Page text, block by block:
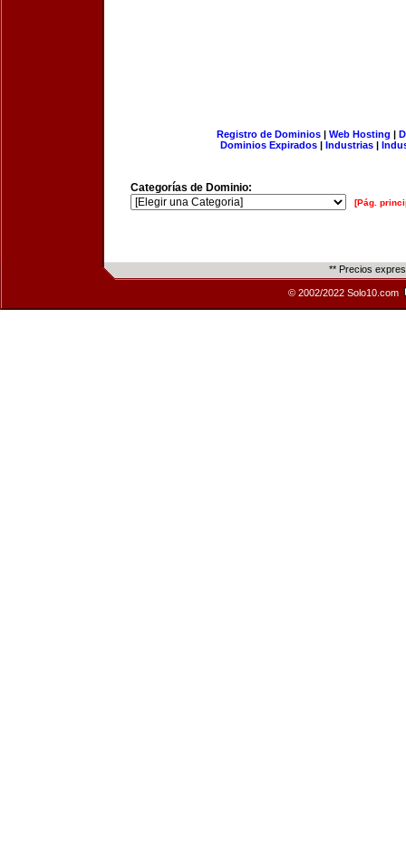
Registro de Dominios| Web Hosting |
Dominios Expirados | Industrias |
Categorías de Dominio:
[Pág.
** Precios
© 2002/2022 Solo10.com